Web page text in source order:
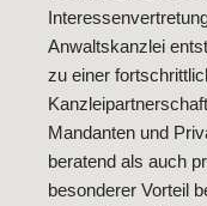
Anwaltskanzlei
zu einer
Mandanten und
beratend als auch
besonderer Vorteil